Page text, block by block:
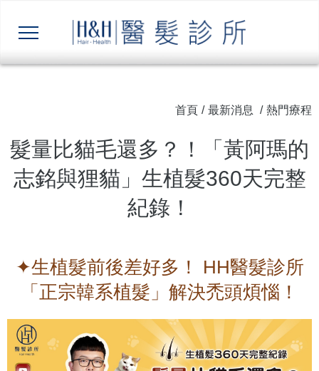
髮量比貓毛還多？！「黃阿瑪的
志銘與狸貓」生植髮360天完整
紀錄！
首頁 / 最新消息 / 熱門療程
✦生植髮前後差好多！ HH醫髮診所
「正宗韓系植髮」解決禿頭煩惱！